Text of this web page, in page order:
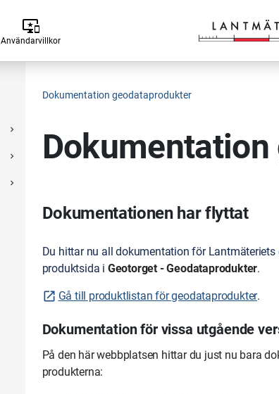
important_devices
Användarvillkor
Expanderbar sektion
navigate_next
Expanderbar sektion
navigate_next
Expanderbar sektion
navigate_next
Dokumentation geodataprodukter
Dokumentationen har flyttat
Du hittar nu all dokumentation för
produktsida i Geotorget - Geodataprodukter.
Gå till produktlistan för geodataprodukter.
Dokumentation för vissa utgående
På den här webbplatsen hittar du just nu bara
produkterna: